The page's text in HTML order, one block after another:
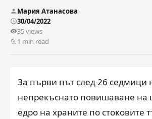
Мария Атанасова
30/04/2022
35 views
1 min read
За първи път след 26 седмици
непрекъснато повишаване на
едро на храните по стоковите